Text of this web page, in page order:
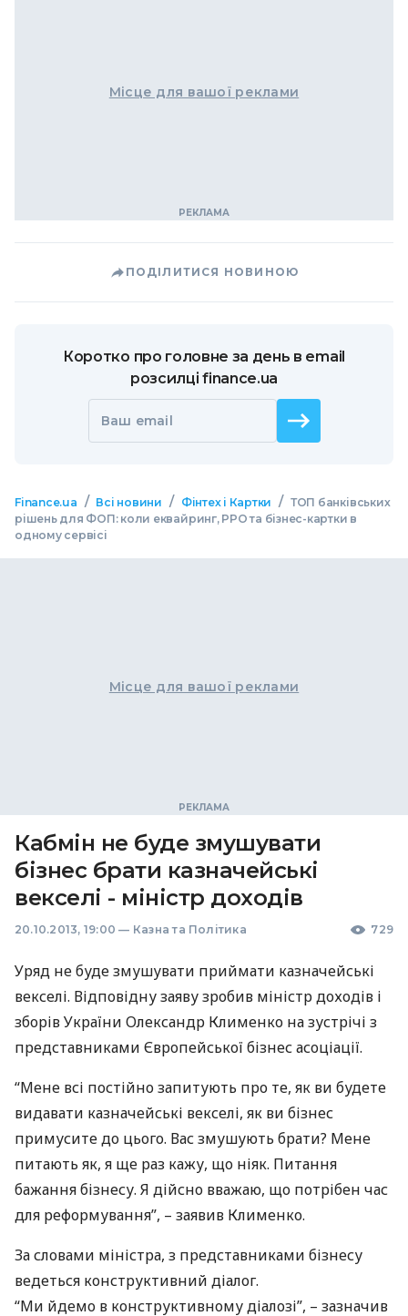
Місце для вашої реклами
ПОДІЛИТИСЯ НОВИНОЮ
Коротко про головне за день в email
розсилці finance.ua
Ваш email
Finance.ua / Всі новини / Фінтех і Картки / ТОП банківських
рішень для ФОП: коли еквайринг, РРО та бізнес-картки в
одному сервісі
Місце для вашої реклами
Кабмін не буде змушувати
бізнес брати казначейські
векселі - міністр доходів
20.10.2013, 19:00 — Казна та Політика 729
Уряд не буде змушувати приймати казначейські
векселі. Відповідну заяву зробив міністр доходів і
зборів України Олександр Клименко на зустрічі з
представниками Європейської бізнес асоціації.
“Мене всі постійно запитують про те, як ви будете
видавати казначейські векселі, як ви бізнес
примусите до цього. Вас змушують брати? Мене
питають як, я ще раз кажу, що ніяк. Питання
бажання бізнесу. Я дійсно вважаю, що потрібен час
для реформування”, – заявив Клименко.
За словами міністра, з представниками бізнесу
ведеться конструктивний діалог.
“Ми йдемо в конструктивному діалозі”, – зазначив